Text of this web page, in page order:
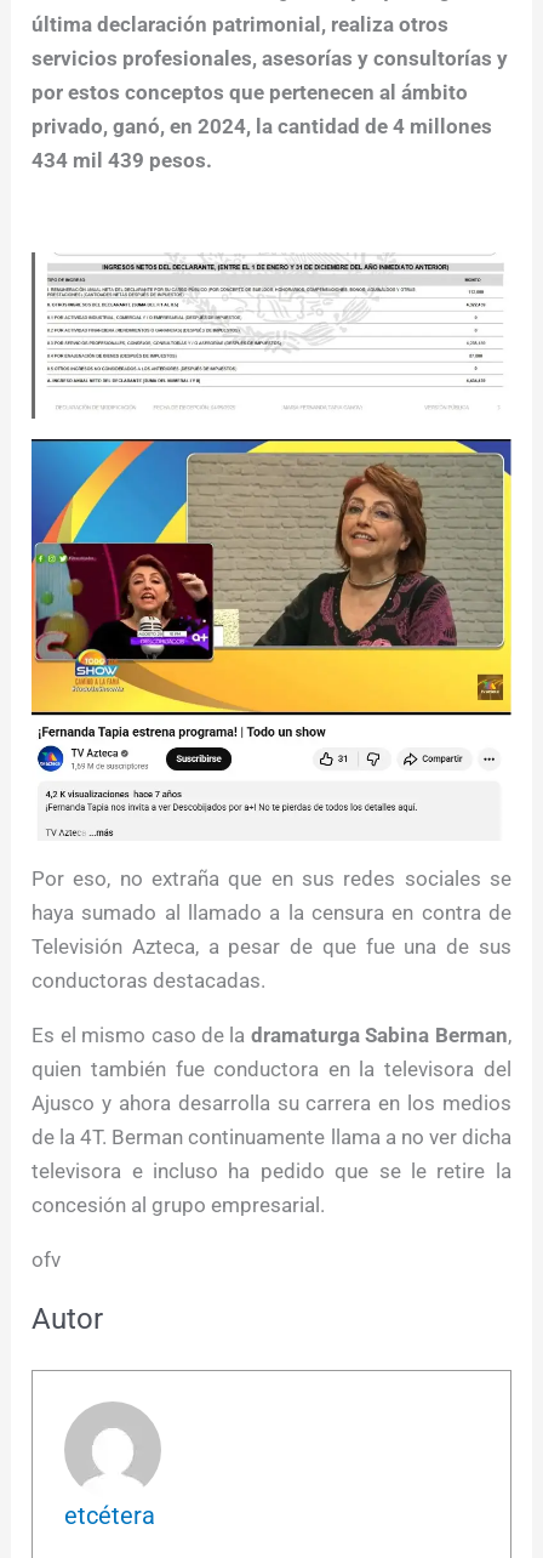
última declaración patrimonial, realiza otros
servicios profesionales, asesorías y consultorías y
por estos conceptos que pertenecen al ámbito
privado, ganó, en 2024, la cantidad de 4 millones
434 mil 439 pesos.
Por eso, no extraña que en sus redes sociales se
haya sumado al llamado a la censura en contra de
Televisión Azteca, a pesar de que fue una de sus
conductoras destacadas.
Es el mismo caso de la dramaturga Sabina Berman,
quien también fue conductora en la televisora del
Ajusco y ahora desarrolla su carrera en los medios
de la 4T. Berman continuamente llama a no ver dicha
televisora e incluso ha pedido que se le retire la
concesión al grupo empresarial.
ofv
Autor
etcétera